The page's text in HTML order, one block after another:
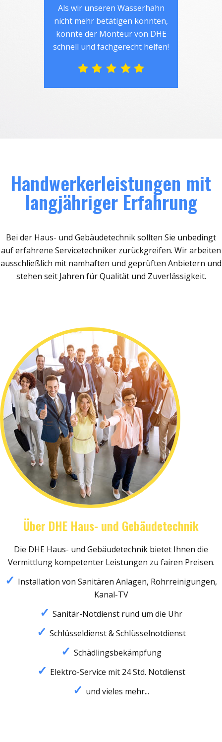
Als wir unseren Wasserhahn
nicht mehr betätigen konnten,
konnte der Monteur von DHE
schnell und fachgerecht helfen!
Handwerkerleistungen mit
langjähriger Erfahrung
Bei der Haus- und Gebäudetechnik sollten Sie unbedingt
auf erfahrene Servicetechniker zurückgreifen. Wir arbeiten
ausschließlich mit namhaften und geprüften Anbietern und
stehen seit Jahren für Qualität und Zuverlässigkeit.
Über DHE Haus- und Gebäudetechnik
Die DHE Haus- und Gebäudetechnik bietet Ihnen die
Vermittlung kompetenter Leistungen zu fairen Preisen.
Installation von Sanitären Anlagen, Rohrreinigungen,
Kanal-TV
Sanitär-Notdienst rund um die Uhr
Schlüsseldienst & Schlüsselnotdienst
Schädlingsbekämpfung
Elektro-Service mit 24 Std. Notdienst
und vieles mehr...